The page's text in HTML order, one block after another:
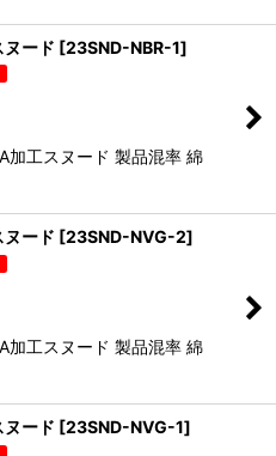
ード [23SND-NBR-1]
加工スヌード 製品混率 綿
ード [23SND-NVG-2]
加工スヌード 製品混率 綿
ード [23SND-NVG-1]